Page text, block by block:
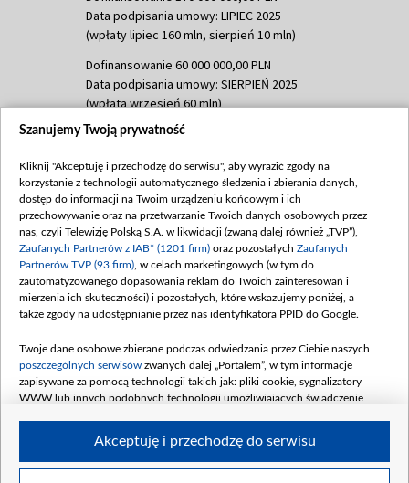
Data podpisania umowy: LIPIEC 2025
(wpłaty lipiec 160 mln, sierpień 10 mln)
Dofinansowanie 60 000 000,00 PLN
Data podpisania umowy: SIERPIEŃ 2025
(wpłata wrzesień 60 mln)
Dofinansowanie 635 783 051,21 PLN
(wpłata wrzesień 100 mln, październik 350
mln, listopad 265 mln)
Dofinansowanie 48 862 000,00 PLN
Data podpisania umowy: GRUDZIEŃ 2025
(wpłata grudzień 60,548 mln)
Dofinansowanie 900 000 000,00 PLN
Data podpisania umowy: LUTY 2026 (wpłata
kwiecień 180 mln, 7 maja 180 mln, 8
czerwca 90 mln)
Dofinansowanie 250 000 000,00 PLN
4 sierpnia 250 mln
Szanujemy Twoją prywatność
Kliknij "Akceptuję i przechodzę do serwisu", aby wyrazić zgody na
korzystanie z technologii automatycznego śledzenia i zbierania danych,
dostęp do informacji na Twoim urządzeniu końcowym i ich
przechowywanie oraz na przetwarzanie Twoich danych osobowych przez
nas, czyli Telewizję Polską S.A. w likwidacji (zwaną dalej również „TVP”),
Zaufanych Partnerów z IAB* (1201 firm) oraz pozostałych Zaufanych
Partnerów TVP (93 firm) , w celach marketingowych (w tym do
zautomatyzowanego dopasowania reklam do Twoich zainteresowań i
mierzenia ich skuteczności) i pozostałych, które wskazujemy poniżej, a
także zgody na udostępnianie przez nas identyfikatora PPID do Google.
Twoje dane osobowe zbierane podczas odwiedzania przez Ciebie naszych
poszczególnych serwisów zwanych dalej „Portalem”, w tym informacje
zapisywane za pomocą technologii takich jak: pliki cookie, sygnalizatory
WWW lub innych podobnych technologii umożliwiających świadczenie
Akceptuję i przechodzę do serwisu